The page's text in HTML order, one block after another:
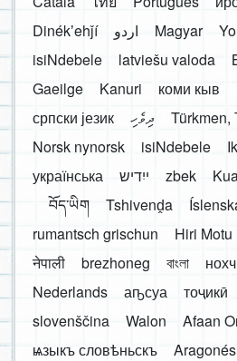
Dinékʼehǰí
اردو Magyar
isiNdebele
latviešu valoda
Gaeilge
Kanuri коми кыв
српски језик
ދިވެހި
Türkmen,
Norsk nynorsk
isiNdebele
українська
ייִדיש zbek
བོད་ཡིག
Tshivenḓa
rumantsch grischun
Hiri Motu
नेपाली
brezhoneg বাংলা
Nederlands
аҧсуа тоҷикӣ
slovenščina
Walon Afaan
ѩзыкъ словѣньскъ
Aragonés